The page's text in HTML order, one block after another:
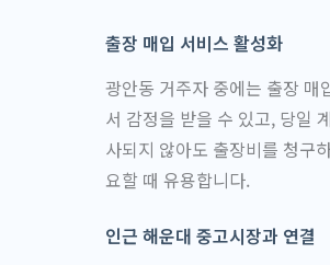
출장 매입 서비스 활성화
광안동 거주자 중에는 출장 매
서 감정을 받을 수 있고, 당일
사되지 않아도 출장비를 청구
요할 때 유용합니다.
인근 해운대 중고시장과 연결